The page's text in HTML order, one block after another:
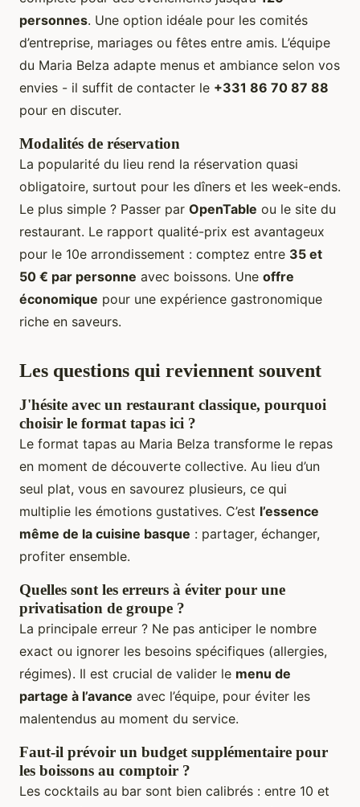
personnes. Une option idéale pour les comités
d’entreprise, mariages ou fêtes entre amis. L’équipe
du Maria Belza adapte menus et ambiance selon vos
envies - il suffit de contacter le +331 86 70 87 88
pour en discuter.
Modalités de réservation
La popularité du lieu rend la réservation quasi
obligatoire, surtout pour les dîners et les week-ends.
Le plus simple ? Passer par OpenTable ou le site du
restaurant. Le rapport qualité-prix est avantageux
pour le 10e arrondissement : comptez entre 35 et
50 € par personne avec boissons. Une offre
économique pour une expérience gastronomique
riche en saveurs.
Les questions qui reviennent souvent
J'hésite avec un restaurant classique, pourquoi
choisir le format tapas ici ?
Le format tapas au Maria Belza transforme le repas
en moment de découverte collective. Au lieu d’un
seul plat, vous en savourez plusieurs, ce qui
multiplie les émotions gustatives. C’est l’essence
même de la cuisine basque : partager, échanger,
profiter ensemble.
Quelles sont les erreurs à éviter pour une
privatisation de groupe ?
La principale erreur ? Ne pas anticiper le nombre
exact ou ignorer les besoins spécifiques (allergies,
régimes). Il est crucial de valider le menu de
partage à l’avance avec l’équipe, pour éviter les
malentendus au moment du service.
Faut-il prévoir un budget supplémentaire pour
les boissons au comptoir ?
Les cocktails au bar sont bien calibrés : entre 10 et